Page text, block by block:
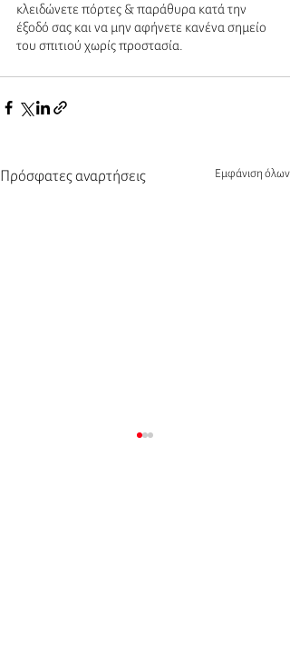
κλειδώνετε πόρτες & παράθυρα κατά την
έξοδό σας και να μην αφήνετε κανένα σημείο
του σπιτιού χωρίς προστασία.
Πρόσφατες αναρτήσεις Εμφάνιση όλων